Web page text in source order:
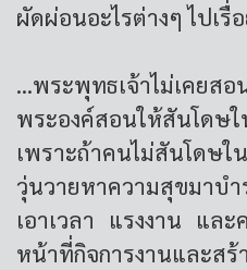
ผัดผ่อนอะไรต่างๆ ไปเรื่
...พระพุทธเจ้าไม่เคยส
พระองค์สอนให้สันโดษ
เพราะถ้าคนไม่สันโ
วุ่นวายหาความสุขมาบ
เอาเวลา แรงงาน แล
หน้าที่กิจการงานและส